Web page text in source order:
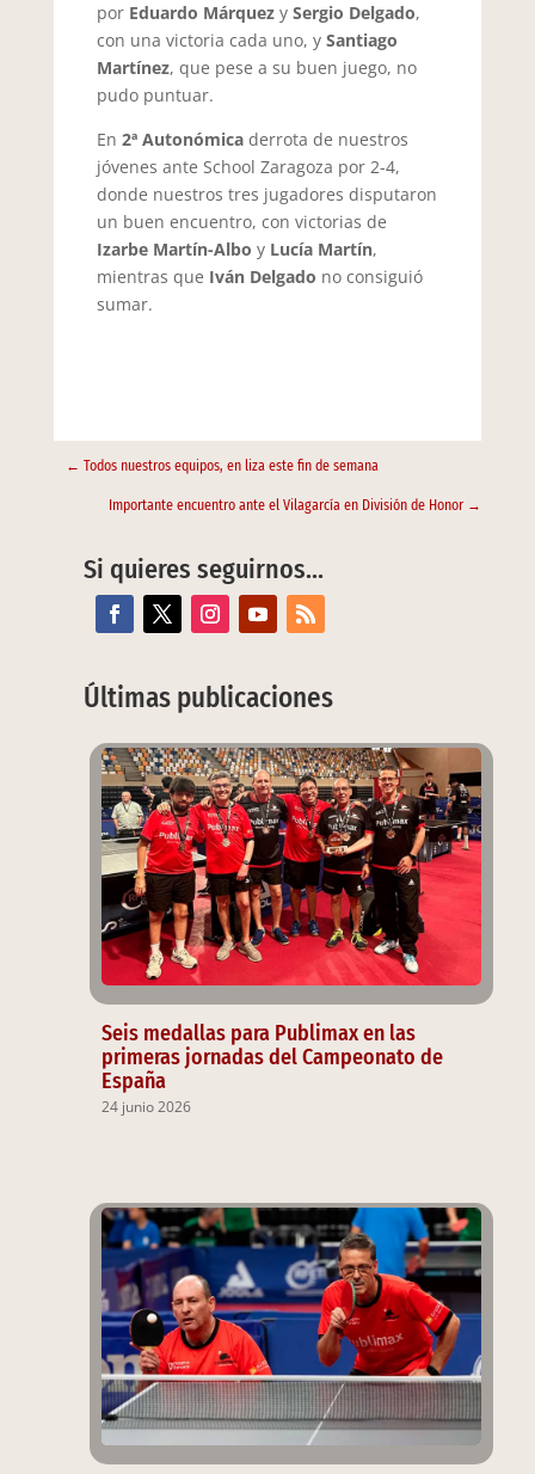
por Eduardo Márquezy Sergio Delgado,
con una victoria cada uno, y Santiago
Martínez, que pese a su buen juego, no
pudo puntuar.
En 2ª Autonómicaderrota de nuestros
jóvenes ante School Zaragoza por 2-4,
donde nuestros tres jugadores disputaron
un buen encuentro, con victorias de
Izarbe Martín-Albo y Lucía Martín,
mientras que Iván Delgado no consiguió
sumar.
← Todos nuestros equipos, en liza este fin de semana
Importante encuentro ante el Vilagarcía en División de Honor →
Si quieres seguirnos…
Últimas publicaciones
Seis medallas para Publimax en las
primeras jornadas del Campeonato de
España
24 junio 2026